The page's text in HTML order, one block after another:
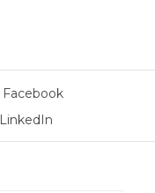
Facebook
LinkedIn